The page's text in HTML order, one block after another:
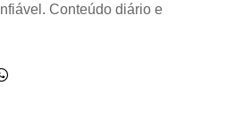
Conteúdo diário e